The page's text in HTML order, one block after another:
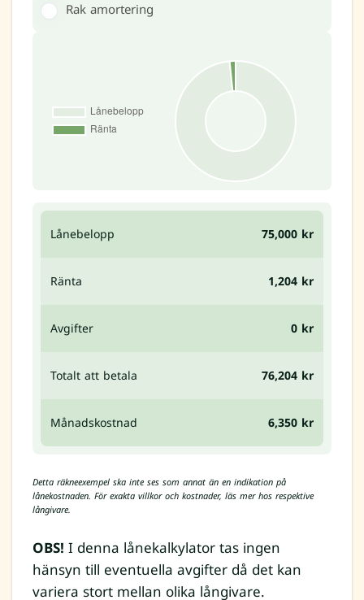
Rak amortering
Lånebelopp 75,000 kr
Ränta 1,204 kr
Avgifter 0 kr
Totalt att betala 76,204 kr
Månadskostnad 6,350 kr
Detta räkneexempel ska inte ses som annat än en indikation på
lånekostnaden. För exakta villkor och kostnader, läs mer hos respektive
långivare.
OBS! I denna lånekalkylator tas ingen
hänsyn till eventuella avgifter då det kan
variera stort mellan olika långivare.